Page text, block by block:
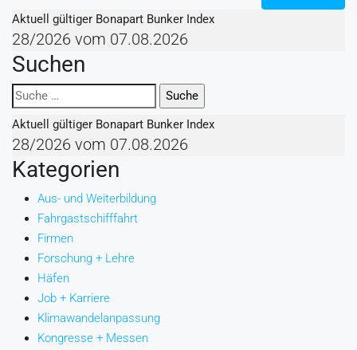
Aktuell gültiger Bonapart Bunker Index
28/2026 vom 07.08.2026
Suchen
Suchen
nach:
Aktuell gültiger Bonapart Bunker Index
28/2026 vom 07.08.2026
Kategorien
Aus- und Weiterbildung
Fahrgastschifffahrt
Firmen
Forschung + Lehre
Häfen
Job + Karriere
Klimawandelanpassung
Kongresse + Messen